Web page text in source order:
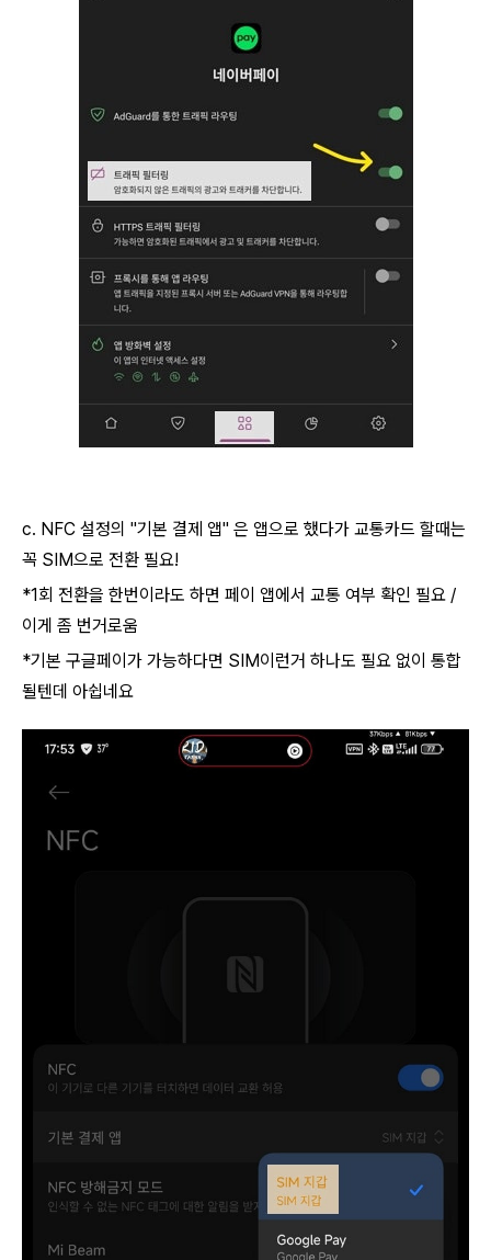
c. NFC 설정의 "기본 결제 앱" 은 앱으로 했다가 교통카드 할때는
꼭 SIM으로 전환 필요!
*1회 전환을 한번이라도 하면 페이 앱에서 교통 여부 확인 필요 /
이게 좀 번거로움
*기본 구글페이가 가능하다면 SIM이런거 하나도 필요 없이 통합
될텐데 아쉽네요